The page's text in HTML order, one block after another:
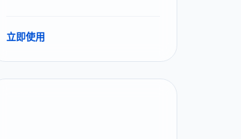
立即使用